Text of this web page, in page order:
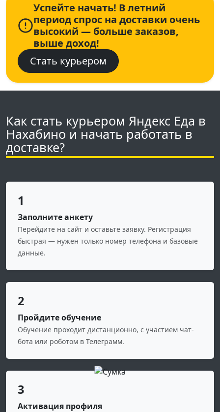
Успейте начать! В летний
период спрос на доставки очень
высокий — больше заказов,
выше доход!
Стать курьером
Как стать курьером Яндекс Еда в
Нахабино и начать работать в
доставке?
1
Заполните анкету
Перейдите на сайт и оставьте заявку. Регистрация
быстрая — нужен только номер телефона и базовые
данные.
2
Пройдите обучение
Обучение проходит дистанционно, с участием чат-
бота или роботом в Телеграмм.
3
Активация профиля